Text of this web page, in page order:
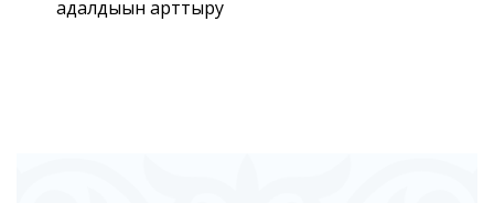
адалдығын арттыру